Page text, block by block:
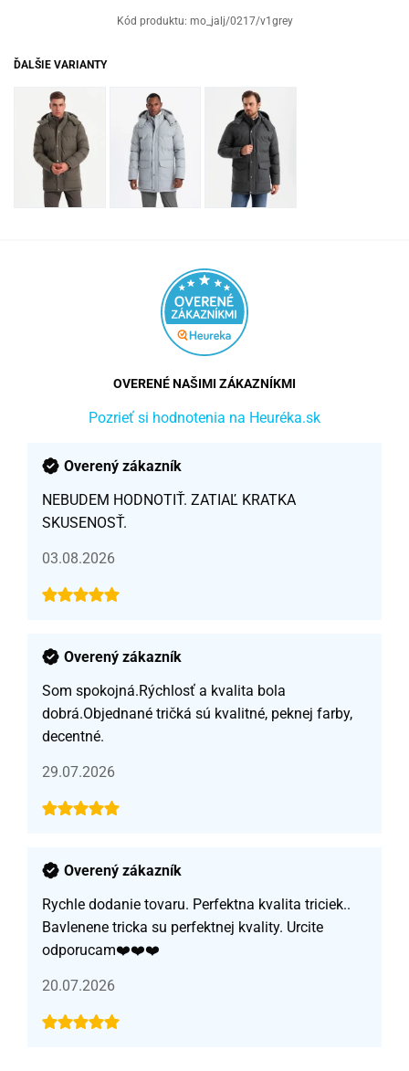
Kód produktu: mo_jalj/0217/v1grey
ĎALŠIE VARIANTY
OVERENÉ NAŠIMI ZÁKAZNÍKMI
Pozrieť si hodnotenia na Heuréka.sk
Overený zákazník
NEBUDEM HODNOTIŤ. ZATIAĽ KRATKA
SKUSENOSŤ.
03.08.2026
Overený zákazník
Som spokojná.Rýchlosť a kvalita bola
dobrá.Objednané tričká sú kvalitné, peknej farby,
decentné.
29.07.2026
Overený zákazník
Rychle dodanie tovaru. Perfektna kvalita triciek..
Bavlenene tricka su perfektnej kvality. Urcite
odporucam❤️❤️❤️
20.07.2026